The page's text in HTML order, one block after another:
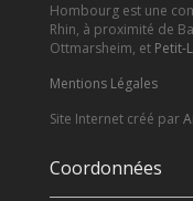
Hombourg est une
Rhin, à proximité de
Ottmarsheim, et Petit-
Mentions Légales
Site Internet créé par
Coordonnées